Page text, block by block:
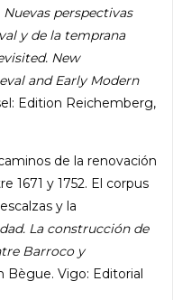
perspectivas
y de la temprana
New
and Early Modern
Edition Reichemberg,
de la renovación
1671 y 1752. El corpus
y la
La construcción de
Barroco y
Bègue. Vigo: Editorial